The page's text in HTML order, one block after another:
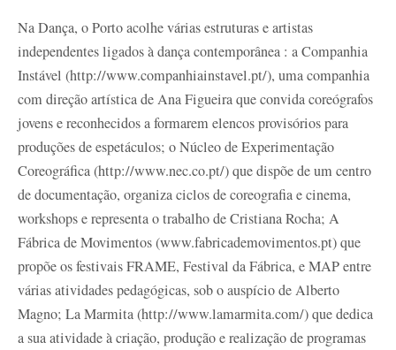
Na Dança, o Porto acolhe várias estruturas e artistas
independentes ligados à dança contemporânea : a Companhia
Instável (http://www.companhiainstavel.pt/), uma companhia
com direção artística de Ana Figueira que convida coreógrafos
jovens e reconhecidos a formarem elencos provisórios para
produções de espetáculos; o Núcleo de Experimentação
Coreográfica (http://www.nec.co.pt/) que dispõe de um centro
de documentação, organiza ciclos de coreografia e cinema,
workshops e representa o trabalho de Cristiana Rocha; A
Fábrica de Movimentos (www.fabricademovimentos.pt) que
propõe os festivais FRAME, Festival da Fábrica, e MAP entre
várias atividades pedagógicas, sob o auspício de Alberto
Magno; La Marmita (http://www.lamarmita.com/) que dedica
a sua atividade à criação, produção e realização de programas